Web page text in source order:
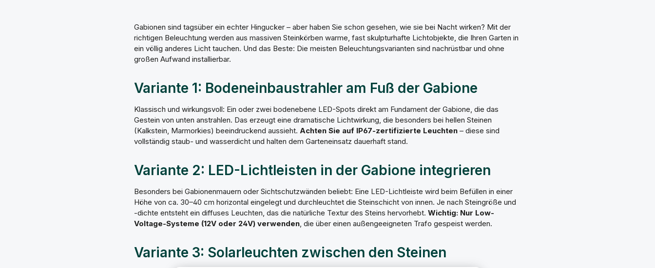
Gabionen sind tagsüber ein echter Hingucker – aber haben Sie schon gesehen, wie sie bei Nacht wirken? Mit der
richtigen Beleuchtung werden aus massiven Steinkörben warme, fast skulpturhafte Lichtobjekte, die Ihren Garten in
ein völlig anderes Licht tauchen. Und das Beste: Die meisten Beleuchtungsvarianten sind nachrüstbar und ohne
großen Aufwand installierbar.
Variante 1: Bodeneinbaustrahler am Fuß der Gabione
Klassisch und wirkungsvoll: Ein oder zwei bodenebene LED-Spots direkt am Fundament der Gabione, die das
Gestein von unten anstrahlen. Das erzeugt eine dramatische Lichtwirkung, die besonders bei hellen Steinen
(Kalkstein, Marmorkies) beeindruckend aussieht. Achten Sie auf IP67-zertifizierte Leuchten– diese sind
vollständig staub- und wasserdicht und halten dem Garteneinsatz dauerhaft stand.
Variante 2: LED-Lichtleisten in der Gabione integrieren
Besonders bei Gabionenmauern oder Sichtschutzwänden beliebt: Eine LED-Lichtleiste wird beim Befüllen in einer
Höhe von ca. 30–40 cm horizontal eingelegt und durchleuchtet die Steinschicht von innen. Je nach Steingröße und
-dichte entsteht ein diffuses Leuchten, das die natürliche Textur des Steins hervorhebt. Wichtig: Nur Low-
Voltage-Systeme (12V oder 24V) verwenden, die über einen außengeeigneten Trafo gespeist werden.
Variante 3: Solarleuchten zwischen den Steinen